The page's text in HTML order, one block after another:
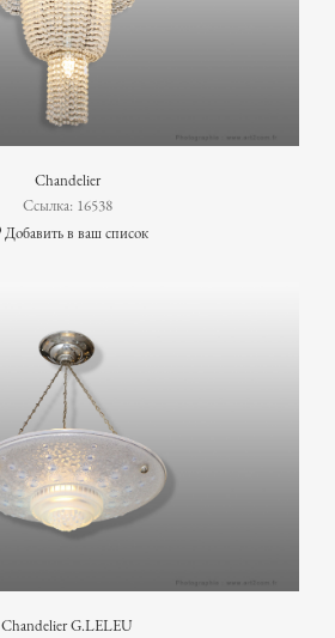
Chandelier
Ссылка: 16538
Добавить в ваш список
Chandelier G.LELEU